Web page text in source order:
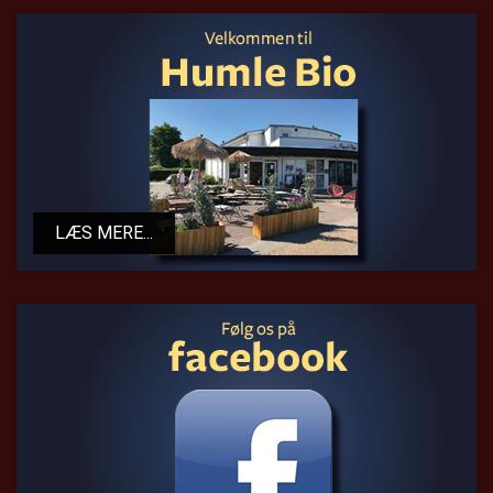
LÆS MERE
LÆS MERE...